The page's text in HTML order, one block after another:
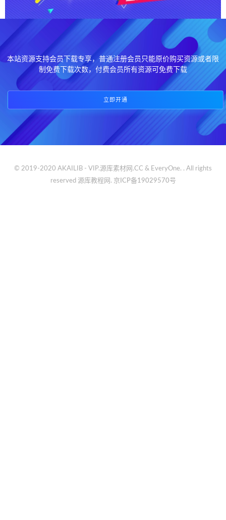
本站资源支持会员下载专享，普通注册会员只能原价购买资源或者限
制免费下载次数，付费会员所有资源可免费下载
立即开通
© 2019-2020 AKAILIB - VIP.源库素材网.CC & EveryOne. . All rights
reserved 源库教程网. 京ICP备19029570号